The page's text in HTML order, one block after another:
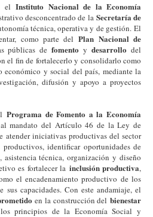
elInstituto Nacional de la Economía
desconcentrado de la Secretaría de
técnica, operativa y de gestión. El
como parte delPlan Nacional de
públicas de fomento y desarrollo del
el fin de fortalecerlo y consolidarlo como
económico y social del país, mediante la
difusión y apoyo a proyectos
Programa de Fomento a la Economía
al mandato del Artículo 46 de la Ley de
atender iniciativas productivas del sector
identificar oportunidades de
técnica, organización y diseño
es fortalecer la inclusión productiva,
el encadenamiento productivo de los
sus capacidades. Con este andamiaje, el
en la construcción delbienestar
principios de la Economía Social y